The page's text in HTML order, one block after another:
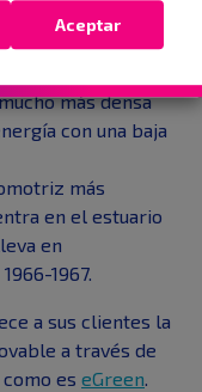
lo que facilita la
adecuados para
más densa
con una baja
más
en el estuario
en
1967.
a sus clientes la
a través de
es eGreen.
Aceptar